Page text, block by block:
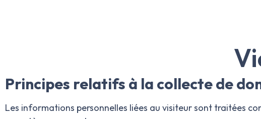
Principes relatifs à la collecte de
Les informations personnelles liées au visiteur sont traitées